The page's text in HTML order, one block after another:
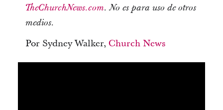
TheChurchNews.com. No es para uso de otros
medios.
Por Sydney Walker, Church News